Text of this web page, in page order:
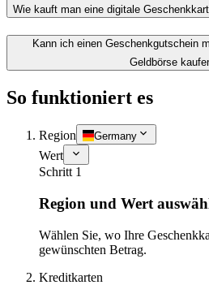
Wie kauft man eine digitale
Kann ich einen Geschenkgutschein
Geldbörse
So funktioniert es
Region Germany
Wert
Schritt 1
Region und Wert
Wählen Sie, wo Ihre
gewünschten Betrag.
Kreditkarten